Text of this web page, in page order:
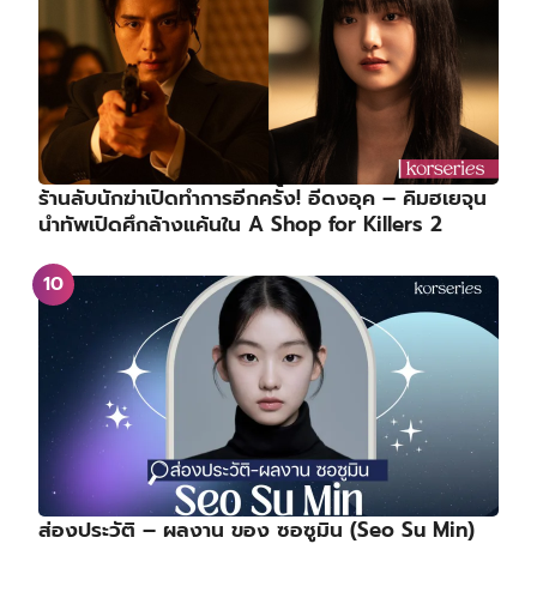
ร้านลับนักฆ่าเปิดทำการอีกครั้ง! อีดงอุค – คิมฮเยจุน
นำทัพเปิดศึกล้างแค้นใน A Shop for Killers 2
ส่องประวัติ – ผลงาน ของ ซอซูมิน (Seo Su Min)